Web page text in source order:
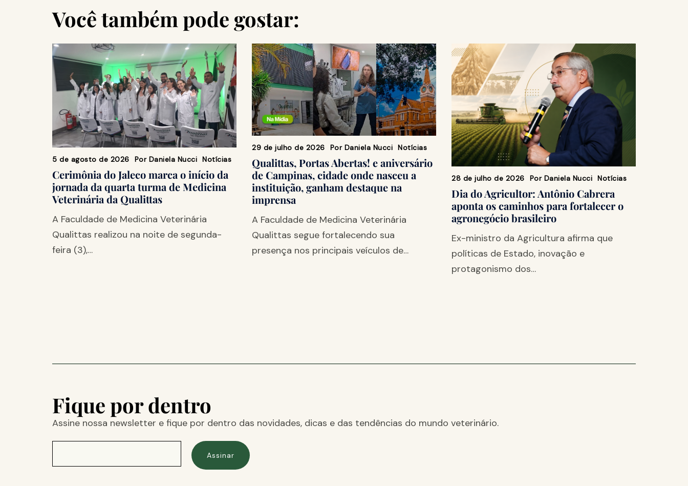
Você também pode gostar:
5 de agosto de 2026 Por Daniela Nucci Notícias
Cerimônia do Jaleco marca o início da
jornada da quarta turma de Medicina
Veterinária da Qualittas
A Faculdade de Medicina Veterinária
Qualittas realizou na noite de segunda-
feira (3),…
29 de julho de 2026 Por Daniela Nucci Notícias
Qualittas, Portas Abertas! e aniversário
de Campinas, cidade onde nasceu a
instituição, ganham destaque na
imprensa
A Faculdade de Medicina Veterinária
Qualittas segue fortalecendo sua
presença nos principais veículos de…
28 de julho de 2026 Por Daniela Nucci Notícias
Dia do Agricultor: Antônio Cabrera
aponta os caminhos para fortalecer o
agronegócio brasileiro
Ex-ministro da Agricultura afirma que
políticas de Estado, inovação e
protagonismo dos…
Fique por dentro
Assine nossa newsletter e fique por dentro das novidades, dicas e das tendências do mundo veterinário.
Assinar